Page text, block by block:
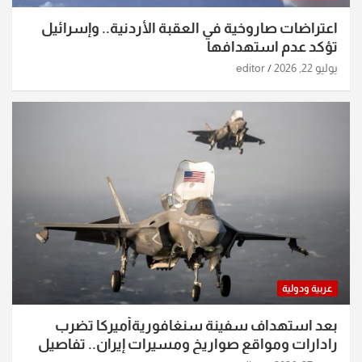
اعتراضات صاروخية في العقبة الأردنية.. وإسرائيل
تؤكد عدم استهدافها
يوليو 22, 2026 editor
عربية ودولية
بعد استهداف سفينة سنغافوريةأميركا تضرب
رادارات ومواقع صواريخ ومسيرات إيران.. تفاصيل